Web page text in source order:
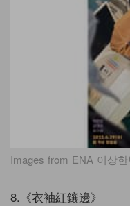
Images from ENA 이상
8.《衣袖紅鑲邊》